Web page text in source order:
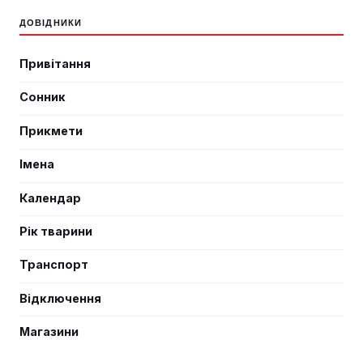
ДОВІДНИКИ
Привітання
Сонник
Прикмети
Імена
Календар
Рік тварини
Транспорт
Відключення
Магазини